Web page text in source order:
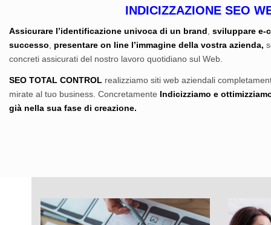
INDICIZZAZIONE SEO
Assicurare l’identificazione univoca di un brand sviluppare e-
successo
presentare on line l’immagine della vostra azienda,
concreti assicurati del nostro lavoro quotidiano sul Web.
SEO TOTAL CONTROL realizziamo siti web aziendali
mirate al tuo business. Concretamente Indicizziamo e
già nella sua fase di creazione.